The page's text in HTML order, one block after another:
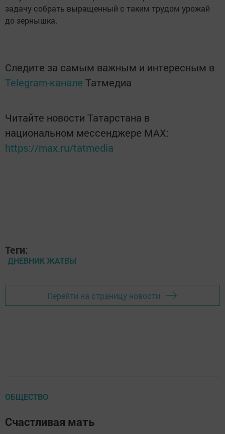
задачу собрать выращенный с таким трудом урожай
до зернышка.
Следите за самым важным и интересным в
Telegram-канале Татмедиа
Читайте новости Татарстана в
национальном мессенджере MАХ:
https://max.ru/tatmedia
Теги:
ДНЕВНИК ЖАТВЫ
Перейти на страницу новости
ОБЩЕСТВО
Счастливая мать